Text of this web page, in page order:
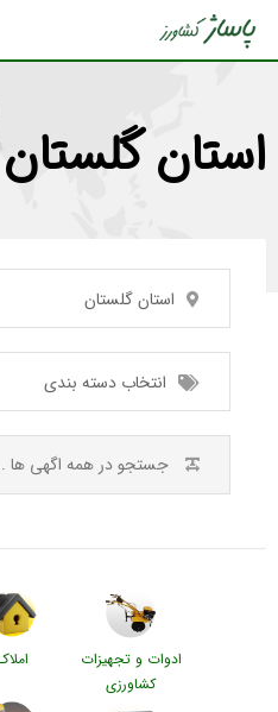
استان گلستان
استان گلستان
انتخاب دسته بندی
ادوات و تجهیزات
کشاورزی
املاک